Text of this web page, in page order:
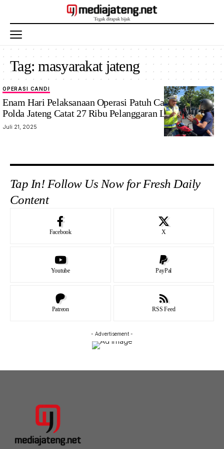
Tag:masyarakat jateng
OPERASI CANDI
Enam Hari Pelaksanaan Operasi Patuh Candi 2025,
Polda Jateng Catat 27 Ribu Pelanggaran Lalu Lintas
Juli 21, 2025
Tap In! Follow Us Now for Fresh Daily
Content
Facebook X
Youtube PayPal
Patreon RSS Feed
- Advertisement -